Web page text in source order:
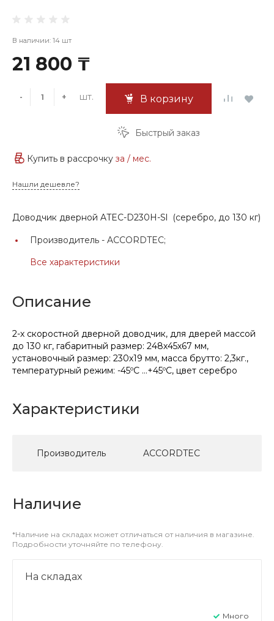
В наличии: 14 шт
21 800 ₸
- + шт. В корзину
Быстрый заказ
Купить в рассрочку за / мес.
Нашли дешевле?
Доводчик дверной ATEC-D230H-Sl (серебро, до 130 кг)
Производитель - ACCORDTEC;
Все характеристики
Описание
2-х скоростной дверной доводчик, для дверей массой
до 130 кг, габаритный размер: 248х45х67 мм,
установочный размер: 230х19 мм, масса брутто: 2,3кг.,
температурный режим: -45ºС …+45ºС, цвет серебро
Характеристики
Производитель ACCORDTEC
Наличие
*Наличие на складах может отличаться от наличия в магазине.
Подробности уточняйте по телефону.
На складах
Много